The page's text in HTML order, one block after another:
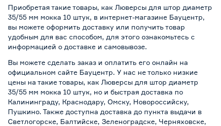
Приобретая такие товары, как Люверсы для штор диаметр
35/55 мм мокка 10 штук, в интернет-магазине Бауцентр,
вы можете оформить доставку или получить товар
удобным для вас способом, для этого ознакомьтесь с
информацией о доставке и самовывозе.
Вы можете сделать заказ и оплатить его онлайн на
официальном сайте Бауцентр. У нас не только низкие
цены на такие товары, как Люверсы для штор диаметр
35/55 мм мокка 10 штук, но и быстрая доставка по
Калининграду, Краснодару, Омску, Новороссийску,
Пушкино. Также доступна доставка до пункта выдачи в
Светлогорске, Балтийске, Зеленоградске, Черняховске,